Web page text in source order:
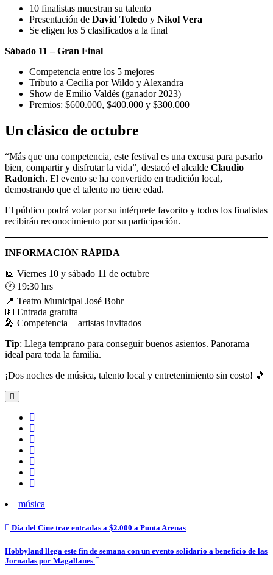
10 finalistas muestran su talento
Presentación de David Toledo y Nikol Vera
Se eligen los 5 clasificados a la final
Sábado 11 – Gran Final
Competencia entre los 5 mejores
Tributo a Cecilia por Wildo y Alexandra
Show de Emilio Valdés (ganador 2023)
Premios: $600.000, $400.000 y $300.000
Un clásico de octubre
“Más que una competencia, este festival es una excusa para pasarlo
bien, compartir y disfrutar la vida”, destacó el alcalde Claudio
Radonich. El evento se ha convertido en tradición local,
demostrando que el talento no tiene edad.
El público podrá votar por su intérprete favorito y todos los finalistas
recibirán reconocimiento por su participación.
INFORMACIÓN RÁPIDA
📅 Viernes 10 y sábado 11 de octubre
🕐 19:30 hrs
📍 Teatro Municipal José Bohr
💵 Entrada gratuita
🎤 Competencia + artistas invitados
Tip: Llega temprano para conseguir buenos asientos. Panorama
ideal para toda la familia.
¡Dos noches de música, talento local y entretenimiento sin costo! 🎵
música
Navegación
de
entradas
Día del Cine trae entradas a $2.000 a Punta Arenas
Hobbyland llega este fin de semana con un evento solidario a beneficio de las
Jornadas por Magallanes